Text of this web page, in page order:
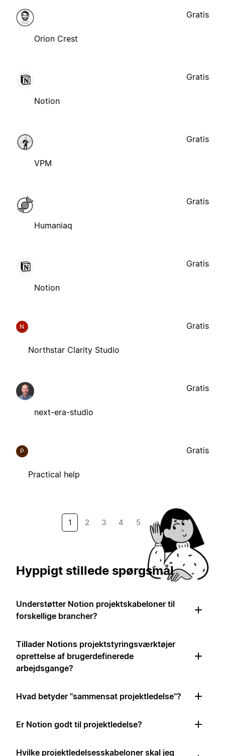
Orion Crest
Gratis
Notion
Gratis
VPM
Gratis
Humaniaq
Gratis
Notion
Gratis
N
Northstar Clarity Studio
Gratis
next-era-studio
Gratis
P
Practical help
Gratis
1 2 3 4 5 →
Hyppigt stillede spørgsmål
Understøtter Notion projektskabeloner til
forskellige brancher?
Tillader Notions projektstyringsværktøjer
oprettelse af brugerdefinerede
arbejdsgange?
Hvad betyder "sammensat projektledelse"?
Er Notion godt til projektledelse?
Hvilke projektledelsesskabeloner skal jeg